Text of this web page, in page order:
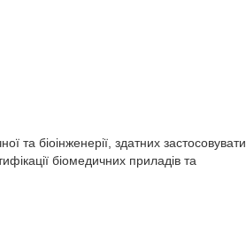
та біоінженерії, здатних застосовувати
біомедичних приладів та